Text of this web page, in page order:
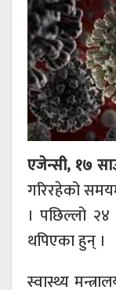
एजेन्सी, १७
गरिरहेको
। पछिल्लो २४
थपिएका हुन् ।
स्वास्थ्य